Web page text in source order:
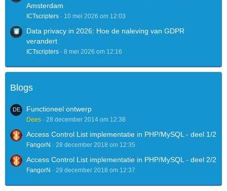
Amsterdam
ICTscripters 10 mei 2026 om 12:03
Data privacy in 2026: Hoe de naleving van GDPR
verandert
ICTscripters 8 mei 2026 om 12:16
Blogs
Functioneel ontwerp
Dees 28 december 2014 om 12:38
Access Control List implementatie in PHP/MySQL - deel 1/2
FangorN 28 december 2018 om 12:35
Access Control List implementatie in PHP/MySQL - deel 2/2
FangorN 29 december 2018 om 12:37